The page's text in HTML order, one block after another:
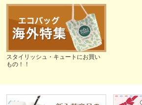
スタイリッシュ・キュートにお買い
もの！！